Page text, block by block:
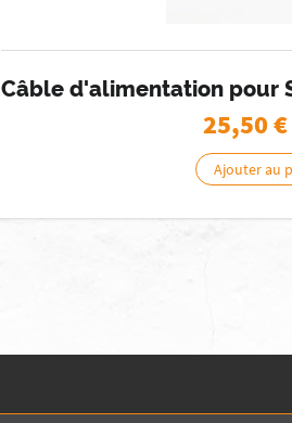
Câble d'alimentation pour
25,50
Ajouter au